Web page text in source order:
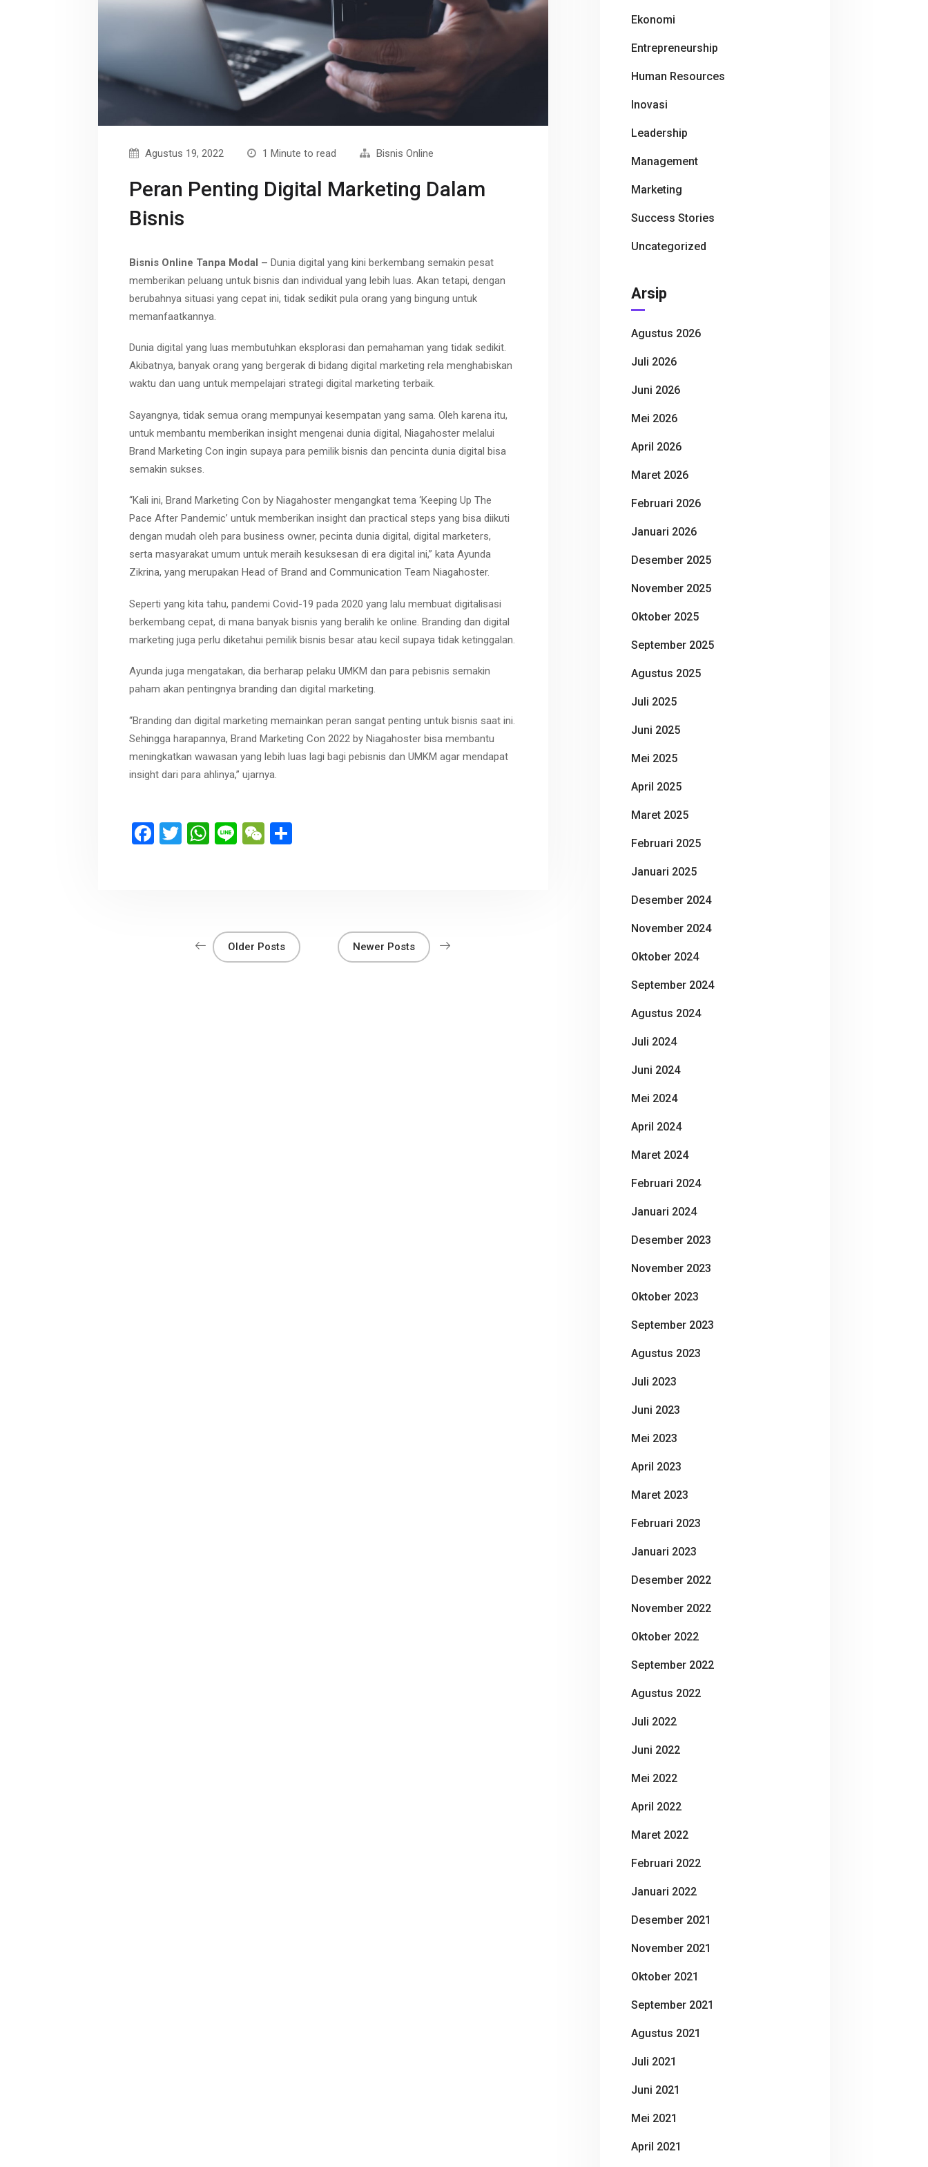
Agustus 19, 2022 1 Minute to read Bisnis Online
Peran Penting Digital Marketing Dalam
Bisnis
Bisnis Online Tanpa Modal – Dunia digital yang kini berkembang semakin pesat
memberikan peluang untuk bisnis dan individual yang lebih luas. Akan tetapi, dengan
berubahnya situasi yang cepat ini, tidak sedikit pula orang yang bingung untuk
memanfaatkannya.
Dunia digital yang luas membutuhkan eksplorasi dan pemahaman yang tidak sedikit.
Akibatnya, banyak orang yang bergerak di bidang digital marketing rela menghabiskan
waktu dan uang untuk mempelajari strategi digital marketing terbaik.
Sayangnya, tidak semua orang mempunyai kesempatan yang sama. Oleh karena itu,
untuk membantu memberikan insight mengenai dunia digital, Niagahoster melalui
Brand Marketing Con ingin supaya para pemilik bisnis dan pencinta dunia digital bisa
semakin sukses.
“Kali ini, Brand Marketing Con by Niagahoster mengangkat tema ‘Keeping Up The
Pace After Pandemic’ untuk memberikan insight dan practical steps yang bisa diikuti
dengan mudah oleh para business owner, pecinta dunia digital, digital marketers,
serta masyarakat umum untuk meraih kesuksesan di era digital ini,” kata Ayunda
Zikrina, yang merupakan Head of Brand and Communication Team Niagahoster.
Seperti yang kita tahu, pandemi Covid-19 pada 2020 yang lalu membuat digitalisasi
berkembang cepat, di mana banyak bisnis yang beralih ke online. Branding dan digital
marketing juga perlu diketahui pemilik bisnis besar atau kecil supaya tidak ketinggalan.
Ayunda juga mengatakan, dia berharap pelaku UMKM dan para pebisnis semakin
paham akan pentingnya branding dan digital marketing.
“Branding dan digital marketing memainkan peran sangat penting untuk bisnis saat ini.
Sehingga harapannya, Brand Marketing Con 2022 by Niagahoster bisa membantu
meningkatkan wawasan yang lebih luas lagi bagi pebisnis dan UMKM agar mendapat
insight dari para ahlinya,” ujarnya.
F
T
W
p
p
Li
W
Older Posts Newer Posts
Ekonomi
Entrepreneurship
Human Resources
Inovasi
Leadership
Management
Marketing
Success Stories
Uncategorized
Arsip
Agustus 2026
Juli 2026
Juni 2026
Mei 2026
April 2026
Maret 2026
Februari 2026
Januari 2026
Desember 2025
November 2025
Oktober 2025
September 2025
Agustus 2025
Juli 2025
Juni 2025
Mei 2025
April 2025
Maret 2025
Februari 2025
Januari 2025
Desember 2024
November 2024
Oktober 2024
September 2024
Agustus 2024
Juli 2024
Juni 2024
Mei 2024
April 2024
Maret 2024
Februari 2024
Januari 2024
Desember 2023
November 2023
Oktober 2023
September 2023
Agustus 2023
Juli 2023
Juni 2023
Mei 2023
April 2023
Maret 2023
Februari 2023
Januari 2023
Desember 2022
November 2022
Oktober 2022
September 2022
Agustus 2022
Juli 2022
Juni 2022
Mei 2022
April 2022
Maret 2022
Februari 2022
Januari 2022
Desember 2021
November 2021
Oktober 2021
September 2021
Agustus 2021
Juli 2021
Juni 2021
Mei 2021
April 2021